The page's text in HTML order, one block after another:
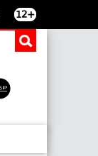
12+